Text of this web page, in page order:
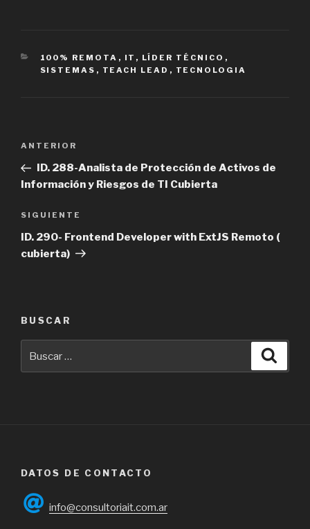
CATEGORÍAS
100% REMOTA , IT , LÍDER TÉCNICO ,
SISTEMAS , TEACH LEAD , TECNOLOGIA
entradas
Entrada
anterior
ANTERIOR
ID. 288-Analista de Protección de Activos de
Información y Riesgos de TI Cubierta
Siguiente
entrada
SIGUIENTE
ID. 290- Frontend Developer with ExtJS Remoto (
cubierta)
BUSCAR
por:
DATOS DE CONTACTO
info@consultoriait.com.ar